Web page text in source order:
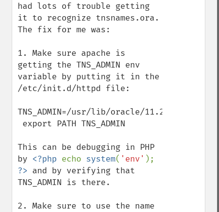
had lots of trouble getting
it to recognize tnsnames.ora.
The fix for me was:
1. Make sure apache is
getting the TNS_ADMIN env
variable by putting it in the
/etc/init.d/httpd file:
TNS_ADMIN=/usr/lib/oracle/11.2/client64/
This can be debugging in PHP
by <?php echo system( 'env'
?> and by verifying that
TNS_ADMIN is there.
2. Make sure to use the name